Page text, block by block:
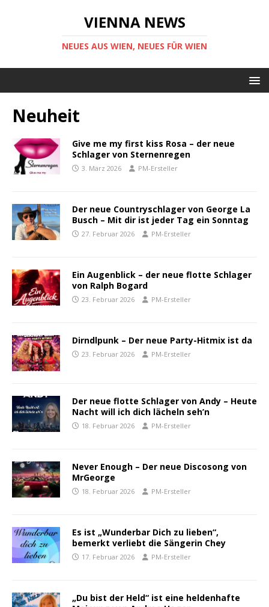
VIENNA NEWS
NEUES AUS WIEN, NEUES FÜR WIEN
Neuheit
Give me my first kiss Rosa – der neue
Schlager von Sternenregen
3. März 2026 PM-Ersteller
Der neue Countryschlager von George La
Busch – Mit dir ist jeder Tag ein Sonntag
27. Februar 2026 PM-Ersteller
Ein Augenblick – der neue flotte Schlager
von Ralph Bogard
23. Februar 2026 PM-Ersteller
Dirndlpunk – Der neue Party-Hitmix ist da
23. Februar 2026 PM-Ersteller
Der neue flotte Schlager von Andy – Heute
Nacht will ich dich lächeln seh’n
18. Februar 2026 PM-Ersteller
Never Enough – Der neue Discosong von
MrGeorge
18. Februar 2026 PM-Ersteller
Es ist „Wunderbar Dich zu lieben“,
bemerkt verliebt die Sängerin Chey
17. Februar 2026 PM-Ersteller
„Du bist der Held“ ist eine heldenhafte